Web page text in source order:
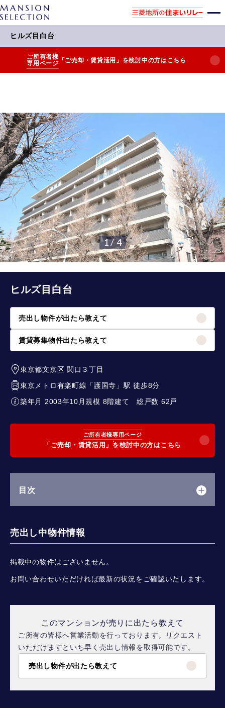
ヒルズ目白台
ご所有者様
専用ページ 「ご売却・賃貸活用」を検討中の方はこちら
1 / 4
ヒルズ目白台
売出し物件が出たら教えて
賃貸募集物件出たら教えて
東京都文京区 関口３丁目
東京メトロ有楽町線 「護国寺 」駅 徒歩8分
築年月 2003年10月規模 8階建て総戸数 62戸
ご所有者様専用ページ
「ご売却・賃貸活用」を検討中の方はこちら
目次
売出し中物件情報
掲載中の物件はございません。
お問い合わせいただければ最新の状況をご確認いたします。
このマンションが売りに出たら教えて
ご所有の皆様へ営業活動を行っております。リクエスト
いただけますといち早く売出し情報を取得可能です。
売出し物件が出たら教えて